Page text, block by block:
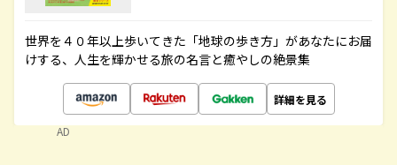
世界を４０年以上歩いてきた「地球の歩き方」があなたにお届
けする、人生を輝かせる旅の名言と癒やしの絶景集
詳細を見る
AD